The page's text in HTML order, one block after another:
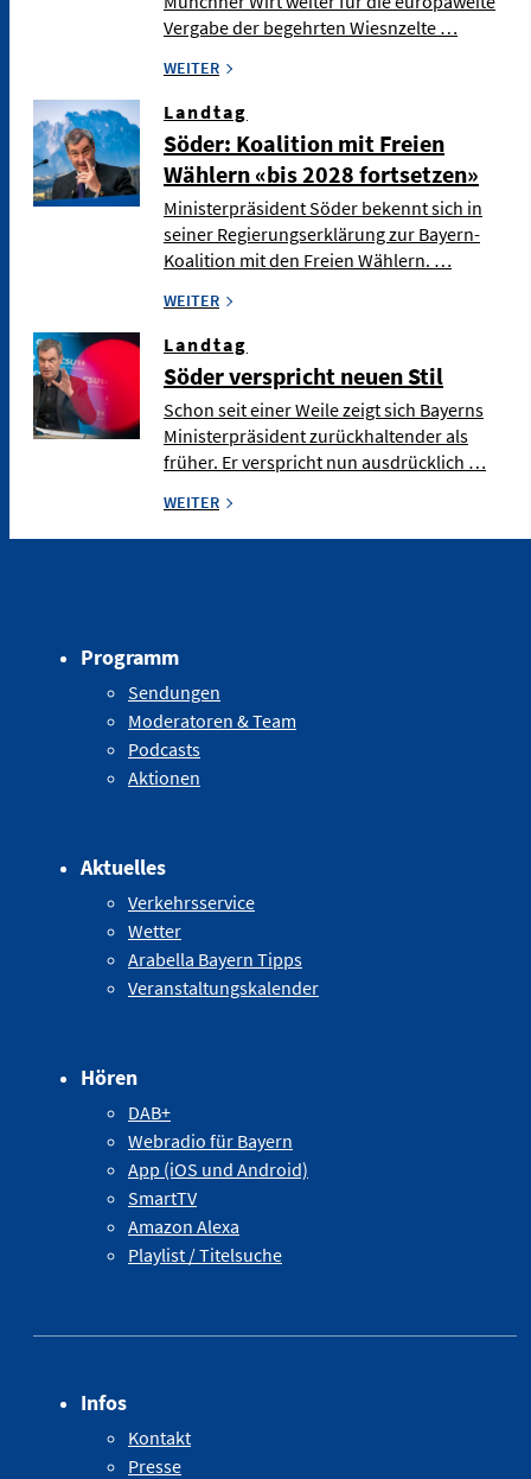
Vergabe der begehrten Wiesnzelte …
WEITER
Landtag
Söder: Koalition mit Freien
Wählern «bis 2028 fortsetzen»
Ministerpräsident Söder bekennt sich in
seiner Regierungserklärung zur Bayern-
Koalition mit den Freien Wählern. …
WEITER
Landtag
Söder verspricht neuen Stil
Schon seit einer Weile zeigt sich Bayerns
Ministerpräsident zurückhaltender als
früher. Er verspricht nun ausdrücklich …
WEITER
Programm
Sendungen
Moderatoren & Team
Podcasts
Aktionen
Aktuelles
Verkehrsservice
Wetter
Arabella Bayern Tipps
Veranstaltungskalender
Hören
DAB+
Webradio für Bayern
App (iOS und Android)
SmartTV
Amazon Alexa
Playlist / Titelsuche
Infos
Kontakt
Presse